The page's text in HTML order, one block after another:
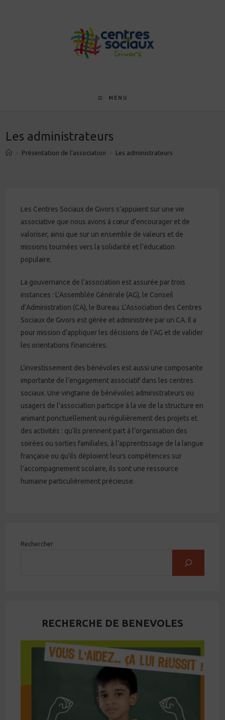
MENU
Les administrateurs
Présentation de l’association Les administrateurs
Les Centres Sociaux de Givors s’appuient sur une vie
associative que nous avons à cœur d’encourager et de
valoriser, ainsi que sur un ensemble de valeurs et de
missions tournées vers la solidarité et l’éducation
populaire.
La gouvernance de l’association est assurée par trois
instances : L’Assemblée Générale (AG), le Conseil
d’Administration (CA), le Bureau. L’Association des Centres
Sociaux de Givors est gérée et administrée par un CA. Il a
pour mission d’appliquer les décisions de l’AG et de valider
les orientations financières.
L’investissement des bénévoles est aussi une composante
importante de l’engagement associatif dans les centres
sociaux. Une vingtaine de bénévoles administrateurs ou
usagers de l’association participe à la vie de la structure en
animant ponctuellement ou régulièrement des projets et
des activités : qu’ils prennent part à l’organisation des
soirées ou sorties familiales, à l’apprentissage de la langue
française ou qu’ils déploient leurs compétences sur
l’accompagnement scolaire, ils sont une ressource
humaine particulièrement précieuse.
Rechercher
RECHERCHE DE BENEVOLES